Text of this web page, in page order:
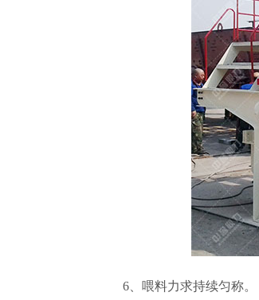
6、喂料力求持续匀称。